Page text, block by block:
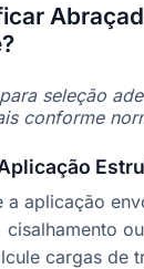
seleção
conforme
a aplicação
cisalhamento
cargas de